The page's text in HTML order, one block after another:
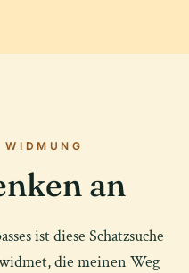
an
ist diese Schatzsuche
die meinen Weg